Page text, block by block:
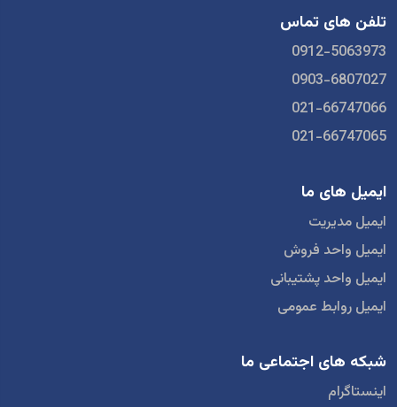
تلفن های تماس
0912-5063973
0903-6807027
021-66747066
021-66747065
ایمیل های ما
ایمیل مدیریت
ایمیل واحد فروش
ایمیل واحد پشتیبانی
ایمیل روابط عمومی
شبکه های اجتماعی ما
اینستاگرام